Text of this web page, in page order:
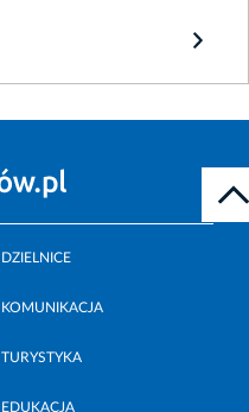
DZIELNICE
KOMUNIKACJA
TURYSTYKA
EDUKACJA